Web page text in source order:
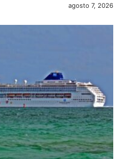
agosto 7, 2026